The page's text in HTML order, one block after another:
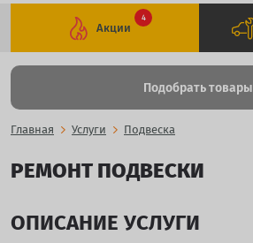
Акции
4
Подобрать товары
Главная Услуги Подвеска
РЕМОНТ ПОДВЕСКИ
ОПИСАНИЕ УСЛУГИ